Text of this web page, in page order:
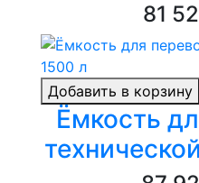
81
Добавить в корзину
Ёмкость